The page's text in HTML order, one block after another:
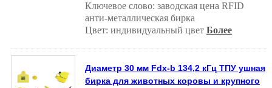
Ключевое слово: заводская цена RFID
анти-металлическая бирка
Цвет: индивидуальный цвет Более
Диаметр 30 мм Fdx-b 134,2 кГц ТПУ ушная
бирка для животных коровы и крупного